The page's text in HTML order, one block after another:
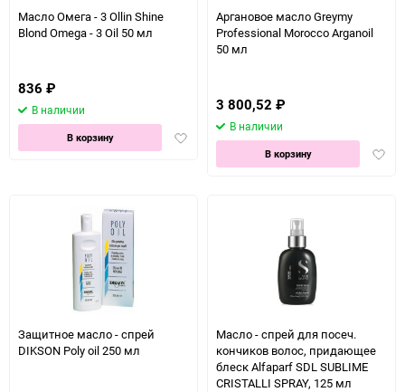
Масло Омега - 3 Ollin Shine
Blond Omega - 3 Oil 50 мл
836 ₽
В наличии
Добавить
избранное
В корзину
Аргановое масло Greymy
Professional Morocco Arganoil
50 мл
3 800,52 ₽
В наличии
В корзину
Защитное масло - спрей
DIKSON Poly oil 250 мл
Масло - спрей для посеч.
кончиков волос, придающее
блеск Alfaparf SDL SUBLIME
CRISTALLI SPRAY, 125 мл